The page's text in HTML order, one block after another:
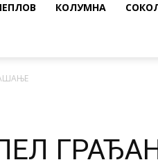
КОЛУМНА